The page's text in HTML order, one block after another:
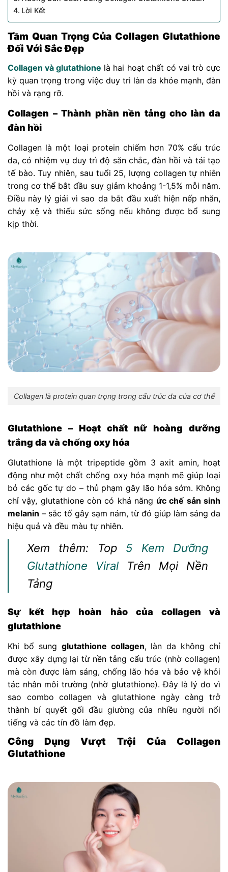
Lời Kết
Tầm Quan Trọng Của Collagen Glutathione
Đối Với Sắc Đẹp
Collagen và glutathione là hai hoạt chất có vai trò cực
kỳ quan trọng trong việc duy trì làn da khỏe mạnh, đàn
hồi và rạng rỡ.
Collagen – Thành phần nền tảng cho làn da
đàn hồi
Collagen là một loại protein chiếm hơn 70% cấu trúc
da, có nhiệm vụ duy trì độ săn chắc, đàn hồi và tái tạo
tế bào. Tuy nhiên, sau tuổi 25, lượng collagen tự nhiên
trong cơ thể bắt đầu suy giảm khoảng 1-1,5% mỗi năm.
Điều này lý giải vì sao da bắt đầu xuất hiện nếp nhăn,
chảy xệ và thiếu sức sống nếu không được bổ sung
kịp thời.
Collagen là protein quan trọng trong cấu trúc da của cơ thể
Glutathione – Hoạt chất nữ hoàng dưỡng
trắng da và chống oxy hóa
Glutathione là một tripeptide gồm 3 axit amin, hoạt
động như một chất chống oxy hóa mạnh mẽ giúp loại
bỏ các gốc tự do – thủ phạm gây lão hóa sớm. Không
chỉ vậy, glutathione còn có khả năng ức chế sản sinh
melanin – sắc tố gây sạm nám, từ đó giúp làm sáng da
hiệu quả và đều màu tự nhiên.
Xem thêm: Top 5 Kem Dưỡng
Glutathione ViralTrên Mọi Nền
Tảng
Sự kết hợp hoàn hảo của collagen và
glutathione
Khi bổ sung glutathione collagen, làn da không chỉ
được xây dựng lại từ nền tảng cấu trúc (nhờ collagen)
mà còn được làm sáng, chống lão hóa và bảo vệ khỏi
tác nhân môi trường (nhờ glutathione). Đây là lý do vì
sao combo collagen và glutathione ngày càng trở
thành bí quyết gối đầu giường của nhiều người nổi
tiếng và các tín đồ làm đẹp.
Công Dụng Vượt Trội Của Collagen
Glutathione